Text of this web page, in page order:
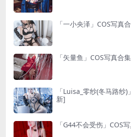
「一小央泽」COS写真
「矢量鱼」COS写真合
「Luisa_零纱(冬马路纱
新]
「G44不会受伤」COS